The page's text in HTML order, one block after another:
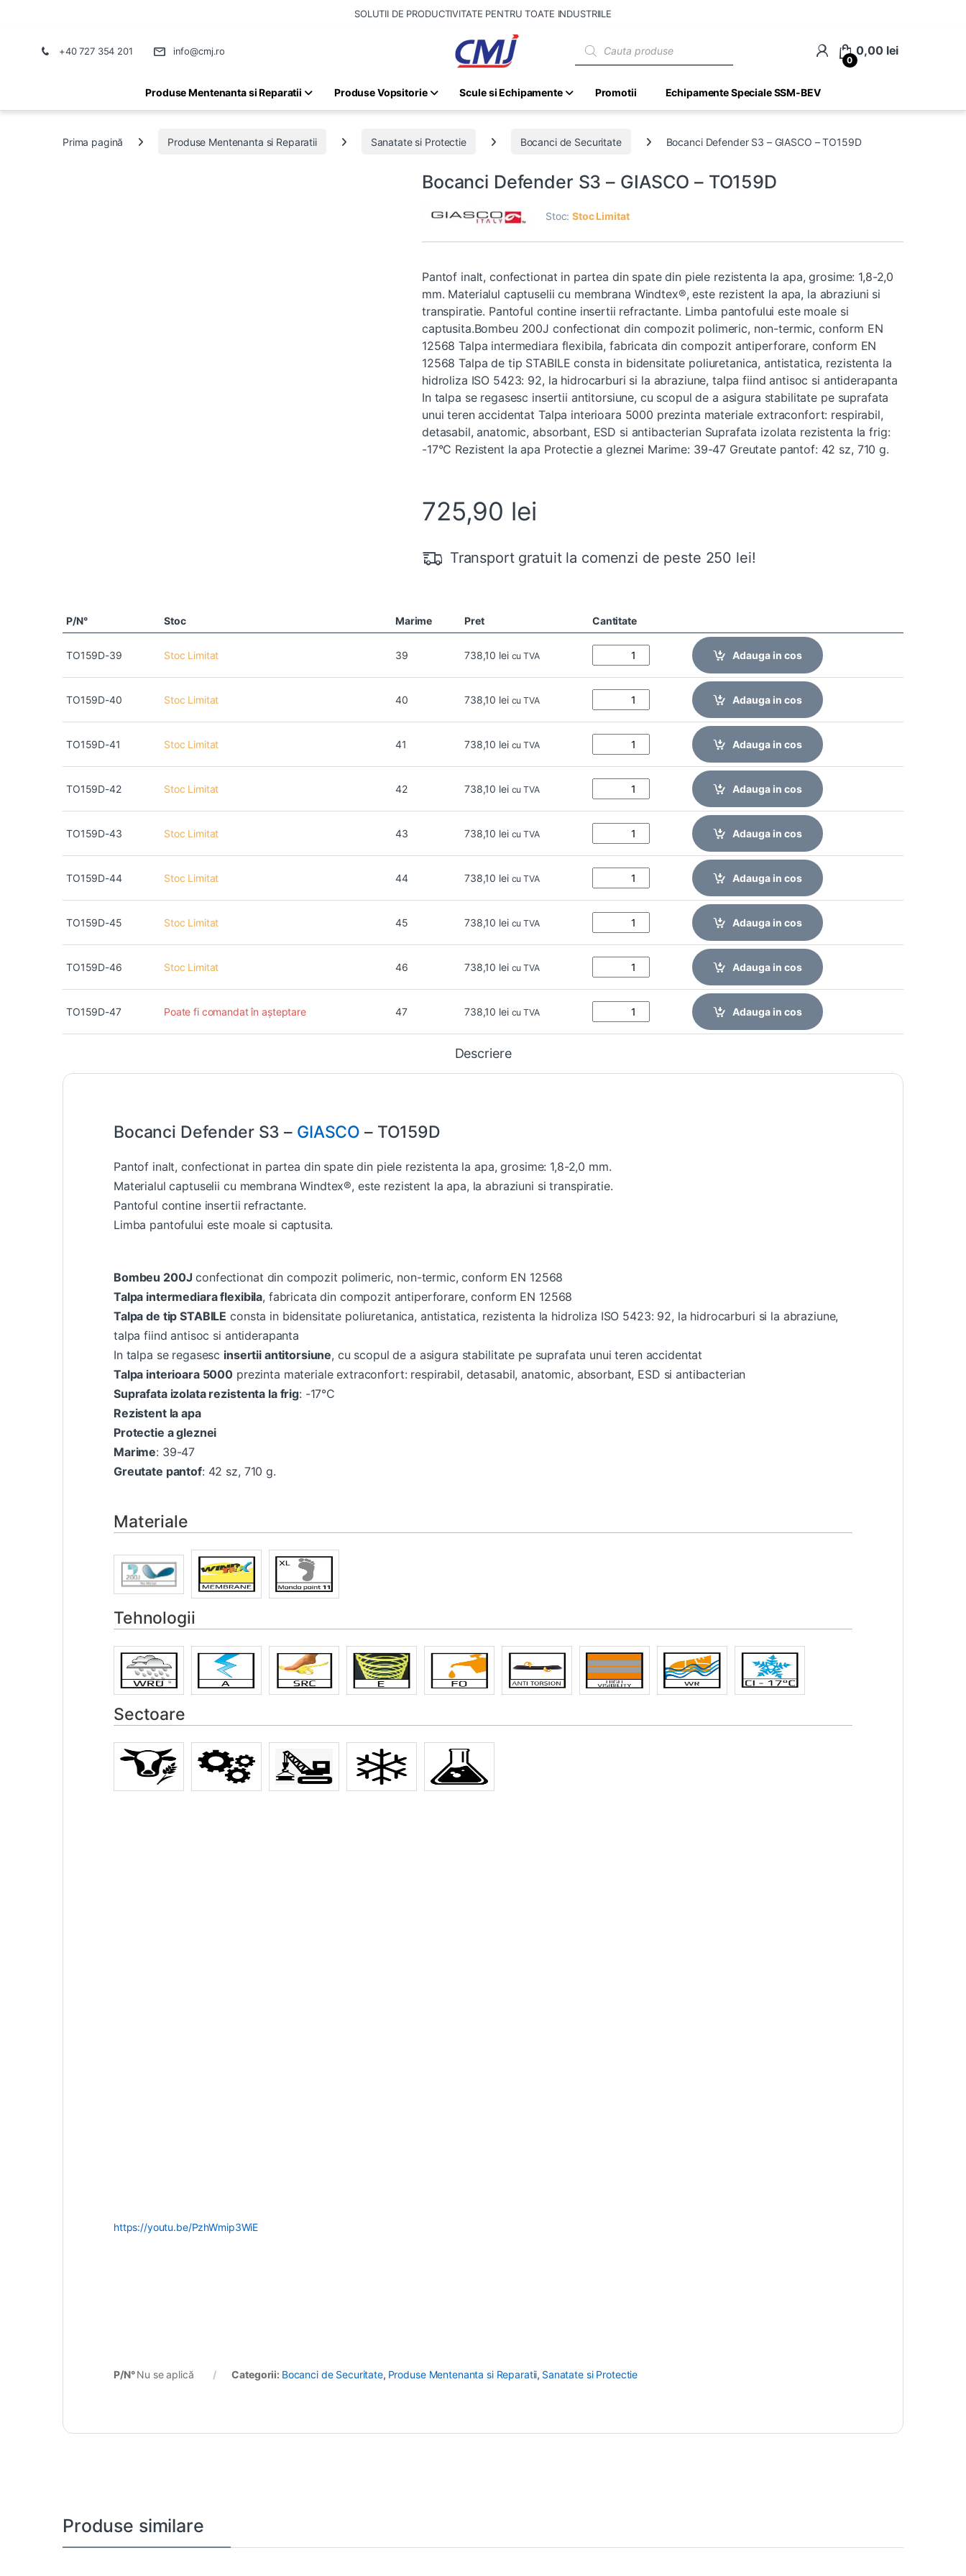
SOLUTII DE PRODUCTIVITATE PENTRU TOATE INDUSTRIILE
+40 727 354 201 info@cmj.ro
0
0,00 lei
Produse Mentenanta si Reparatii Produse Vopsitorie Scule si Echipamente Promotii Echipamente Speciale SSM-BEV
Prima pagină Produse Mentenanta si Reparatii Sanatate si Protectie Bocanci de Securitate Bocanci Defender S3 – GIASCO – TO159D
Bocanci Defender S3 – GIASCO – TO159D
Stoc:Stoc Limitat
Pantof inalt, confectionat in partea din spate din piele rezistenta la apa, grosime: 1,8-2,0
mm. Materialul captuselii cu membrana Windtex®, este rezistent la apa, la abraziuni si
transpiratie. Pantoful contine insertii refractante. Limba pantofului este moale si
captusita.Bombeu 200J confectionat din compozit polimeric, non-termic, conform EN
12568 Talpa intermediara flexibila, fabricata din compozit antiperforare, conform EN
12568 Talpa de tip STABILE consta in bidensitate poliuretanica, antistatica, rezistenta la
hidroliza ISO 5423: 92, la hidrocarburi si la abraziune, talpa fiind antisoc si antiderapanta
In talpa se regasesc insertii antitorsiune, cu scopul de a asigura stabilitate pe suprafata
unui teren accidentat Talpa interioara 5000 prezinta materiale extraconfort: respirabil,
detasabil, anatomic, absorbant, ESD si antibacterian Suprafata izolata rezistenta la frig:
-17°C Rezistent la apa Protectie a gleznei Marime: 39-47 Greutate pantof: 42 sz, 710 g.
725,90 lei
Transport gratuit la comenzi de peste 250 lei!
P/N° Stoc Marime Pret Cantitate
TO159D-39 Stoc Limitat 39 738,10 lei cu TVA Adauga in cos
TO159D-40 Stoc Limitat 40 738,10 lei cu TVA Adauga in cos
TO159D-41 Stoc Limitat 41 738,10 lei cu TVA Adauga in cos
TO159D-42 Stoc Limitat 42 738,10 lei cu TVA Adauga in cos
TO159D-43 Stoc Limitat 43 738,10 lei cu TVA Adauga in cos
TO159D-44 Stoc Limitat 44 738,10 lei cu TVA Adauga in cos
TO159D-45 Stoc Limitat 45 738,10 lei cu TVA Adauga in cos
TO159D-46 Stoc Limitat 46 738,10 lei cu TVA Adauga in cos
TO159D-47 Poate fi comandat în așteptare 47 738,10 lei cu TVA Adauga in cos
Descriere
Bocanci Defender S3 – GIASCO – TO159D
Pantof inalt, confectionat in partea din spate din piele rezistenta la apa, grosime: 1,8-2,0 mm.
Materialul captuselii cu membrana Windtex®, este rezistent la apa, la abraziuni si transpiratie.
Pantoful contine insertii refractante.
Limba pantofului este moale si captusita.
Bombeu 200J confectionat din compozit polimeric, non-termic, conform EN 12568
Talpa intermediara flexibila, fabricata din compozit antiperforare, conform EN 12568
Talpa de tip STABILE consta in bidensitate poliuretanica, antistatica, rezistenta la hidroliza ISO 5423: 92, la hidrocarburi si la abraziune,
talpa fiind antisoc si antiderapanta
In talpa se regasesc insertii antitorsiune, cu scopul de a asigura stabilitate pe suprafata unui teren accidentat
Talpa interioara 5000 prezinta materiale extraconfort: respirabil, detasabil, anatomic, absorbant, ESD si antibacterian
Suprafata izolata rezistenta la frig: -17°C
Rezistent la apa
Protectie a gleznei
Marime: 39-47
Greutate pantof: 42 sz, 710 g.
Materiale
Tehnologii
Sectoare
https://youtu.be/PzhWmip3WiE
P/N°Nu se aplică Categorii: Bocanci de Securitate, Produse Mentenanta si Reparatii, Sanatate si Protectie
Produse similare